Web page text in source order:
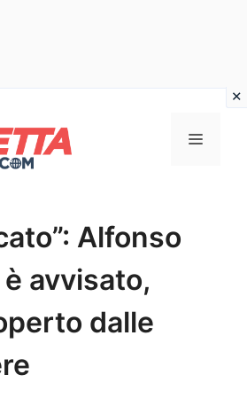
Menu
Alfonso
avvisato,
dalle